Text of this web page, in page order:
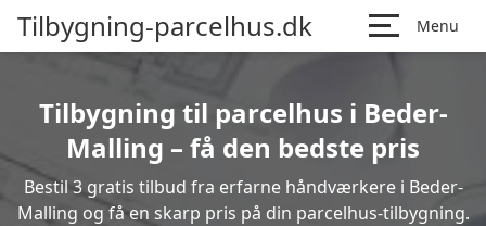
Tilbygning-parcelhus.dk Menu
Tilbygning til parcelhus i Beder-
Malling – få den bedste pris
Bestil 3 gratis tilbud fra erfarne håndværkere i Beder-
Malling og få en skarp pris på din parcelhus-tilbygning.